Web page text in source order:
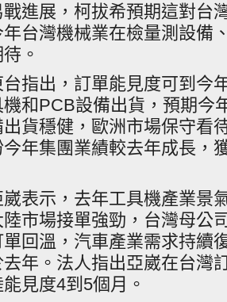
進展，柯拔希預期這對台
台灣機械業在檢量測設備
。
指出，訂單能見度可到今
和PCB設備出貨，預期今
貨穩健，歐洲市場保守看
年集團業績較去年成長，
表示，去年工具機產業景
陸市場接單強勁，台灣母公
回溫，汽車產業需求持續
年。法人指出亞崴在台灣
見度4到5個月。